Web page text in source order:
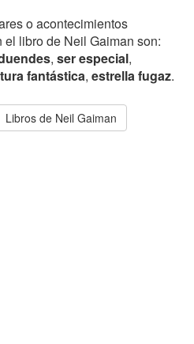
o acontecimientos
libro de Neil Gaiman son:
, ser especial,
fantástica, estrella fugaz.
Libros de Neil Gaiman